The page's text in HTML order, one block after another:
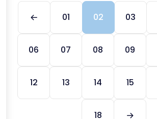
01 02 03
06 07 08 09
12 13 14 15
18